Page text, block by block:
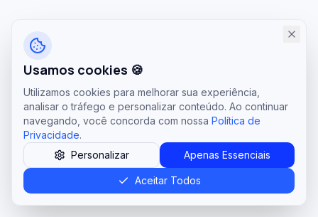
Usamos cookies 🍪
Utilizamos cookies para melhorar sua experiência,
analisar o tráfego e personalizar conteúdo. Ao continuar
navegando, você concorda com nossa Política de
Privacidade.
Personalizar
Apenas Essenciais
Aceitar Todos